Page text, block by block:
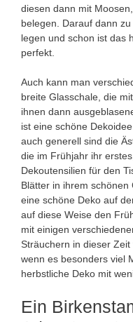
diesen dann mit
belegen. Darauf dann
legen und schon ist das
perfekt.
Auch kann man
breite Glasschale, die
ihnen dann
ist eine schöne
auch generell sind die
die im Frühjahr ihr
Dekoutensilien für den
Blätter in ihrem
eine schöne Deko auf
auf diese Weise den
mit einigen
Sträuchern in dieser
wenn es besonders viel
herbstliche Deko mit
Ein